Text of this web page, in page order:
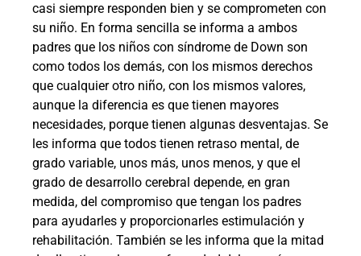
casi siempre responden bien y se comprometen con
su niño. En forma sencilla se informa a ambos
padres que los niños con síndrome de Down son
como todos los demás, con los mismos derechos
que cualquier otro niño, con los mismos valores,
aunque la diferencia es que tienen mayores
necesidades, porque tienen algunas desventajas. Se
les informa que todos tienen retraso mental, de
grado variable, unos más, unos menos, y que el
grado de desarrollo cerebral depende, en gran
medida, del compromiso que tengan los padres
para ayudarles y proporcionarles estimulación y
rehabilitación. También se les informa que la mitad